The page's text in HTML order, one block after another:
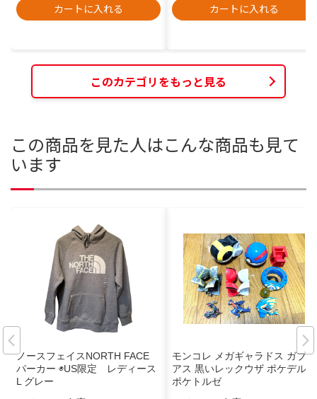
カートに入れる カートに入れる
このカテゴリをもっと見る
この商品を見た人はこんな商品も見て
います
ノースフェイスNORTH FACE
パーカー ◉US限定 レディース
L グレー
モンコレ メガギャラドス ガブリ
アス 黒いレックウザ ポケデルゼ
ポケトルゼ